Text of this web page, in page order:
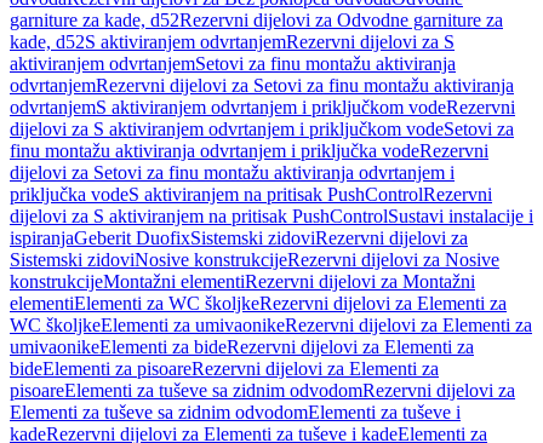
garniture za kade, d52Rezervni dijelovi za Odvodne garniture za
kade, d52S aktiviranjem odvrtanjemRezervni dijelovi za S
aktiviranjem odvrtanjemSetovi za finu montažu aktiviranja
odvrtanjemRezervni dijelovi za Setovi za finu montažu aktiviranja
odvrtanjemS aktiviranjem odvrtanjem i priključkom vodeRezervni
dijelovi za S aktiviranjem odvrtanjem i priključkom vodeSetovi za
finu montažu aktiviranja odvrtanjem i priključka vodeRezervni
dijelovi za Setovi za finu montažu aktiviranja odvrtanjem i
priključka vodeS aktiviranjem na pritisak PushControlRezervni
dijelovi za S aktiviranjem na pritisak PushControlSustavi instalacije i
ispiranjaGeberit DuofixSistemski zidoviRezervni dijelovi za
Sistemski zidoviNosive konstrukcijeRezervni dijelovi za Nosive
konstrukcijeMontažni elementiRezervni dijelovi za Montažni
elementiElementi za WC školjkeRezervni dijelovi za Elementi za
WC školjkeElementi za umivaonikeRezervni dijelovi za Elementi za
umivaonikeElementi za bideRezervni dijelovi za Elementi za
bideElementi za pisoareRezervni dijelovi za Elementi za
pisoareElementi za tuševe sa zidnim odvodomRezervni dijelovi za
Elementi za tuševe sa zidnim odvodomElementi za tuševe i
kadeRezervni dijelovi za Elementi za tuševe i kadeElementi za